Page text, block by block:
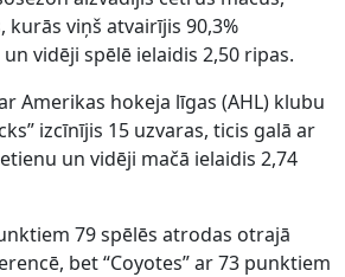
kurās viņš atvairījis 90,3%
vidēji spēlē ielaidis 2,50 ripas.
Amerikas hokeja līgas (AHL) klubu
izcīnījis 15 uzvaras, ticis galā ar
un vidēji mačā ielaidis 2,74
79 spēlēs atrodas otrajā
bet “Coyotes” ar 73 punktiem